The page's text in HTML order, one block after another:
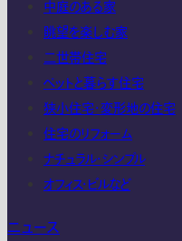
中庭のある家
眺望を楽しむ家
二世帯住宅
ペットと暮らす住宅
狭小住宅・変形地の住宅
住宅のリフォーム
ナチュラル・シンプル
オフィス・ビルなど
ニュース